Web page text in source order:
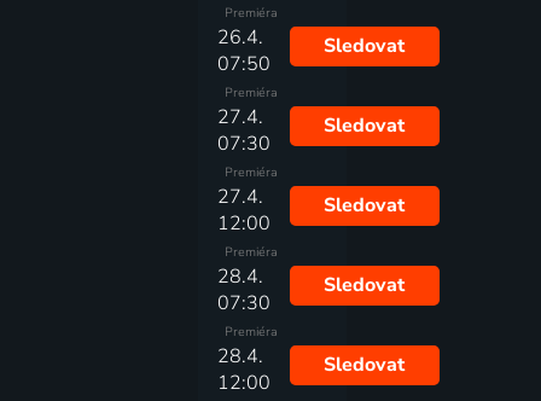
Premiéra
26.4.
07:50
Premiéra
Sledovat
27.4.
07:30
Premiéra
Sledovat
27.4.
12:00
Premiéra
Sledovat
28.4.
07:30
Premiéra
Sledovat
28.4.
12:00
Sledovat